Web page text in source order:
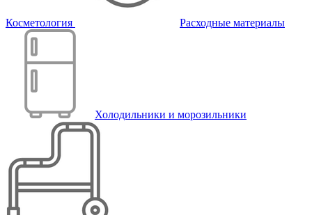
Косметология Расходные материалы
Холодильники и морозильники